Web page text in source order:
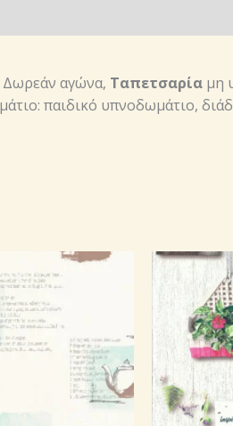
Δωρεάν αγώνα, Ταπετσαρία μη
παιδικό υπνοδωμάτιο,